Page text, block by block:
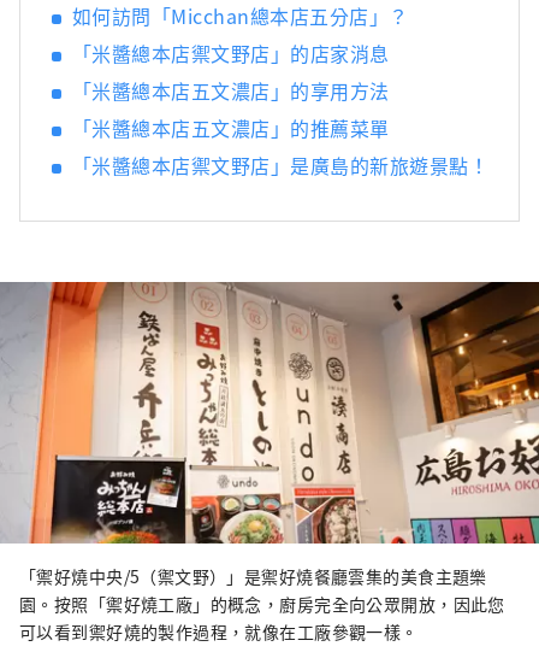
如何訪問「Micchan總本店五分店」？
「米醬總本店禦文野店」的店家消息
「米醬總本店五文濃店」的享用方法
「米醬總本店五文濃店」的推薦菜單
「米醬總本店禦文野店」是廣島的新旅遊景點！
「禦好燒中央/5（禦文野）」是禦好燒餐廳雲集的美食主題樂
園。按照「禦好燒工廠」的概念，廚房完全向公眾開放，因此您
可以看到禦好燒的製作過程，就像在工廠參觀一樣。